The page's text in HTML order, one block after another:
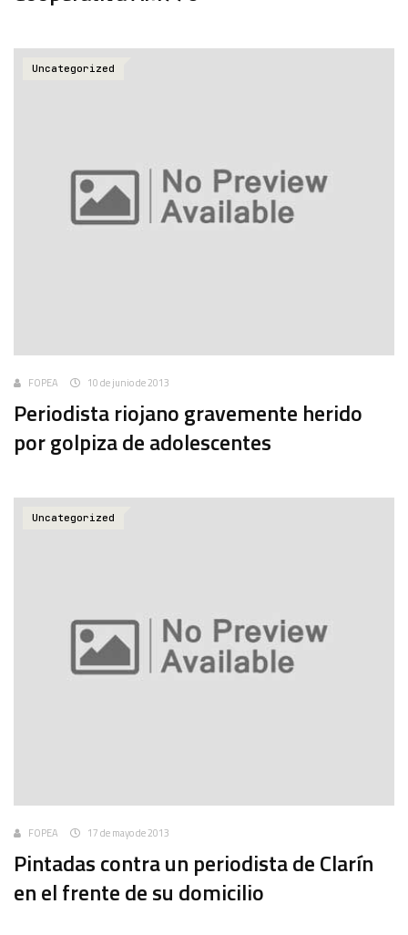
Uncategorized
FOPEA 10 de junio de 2013
Periodista riojano gravemente herido
por golpiza de adolescentes
Uncategorized
FOPEA 17 de mayo de 2013
Pintadas contra un periodista de Clarín
en el frente de su domicilio